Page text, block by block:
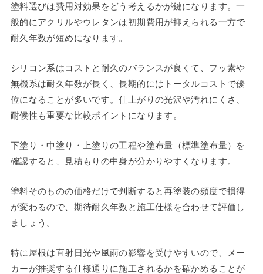
塗料選びは費用対効果をどう考えるかが鍵になります。一
般的にアクリルやウレタンは初期費用が抑えられる一方で
耐久年数が短めになります。
シリコン系はコストと耐久のバランスが良くて、フッ素や
無機系は耐久年数が長く、長期的にはトータルコストで優
位になることが多いです。仕上がりの光沢や汚れにくさ、
耐候性も重要な比較ポイントになります。
下塗り・中塗り・上塗りの工程や塗布量（標準塗布量）を
確認すると、見積もりの中身が分かりやすくなります。
塗料そのものの価格だけで判断すると再塗装の頻度で損得
が変わるので、期待耐久年数と施工仕様を合わせて評価し
ましょう。
特に屋根は直射日光や風雨の影響を受けやすいので、メー
カーが推奨する仕様通りに施工されるかを確かめることが